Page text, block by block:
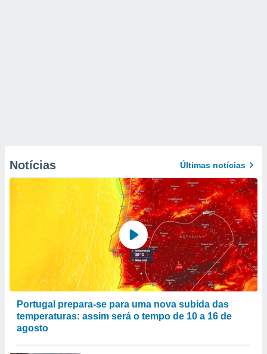
Notícias Últimas notícias
Portugal prepara-se para uma nova subida das
temperaturas: assim será o tempo de 10 a 16 de
agosto